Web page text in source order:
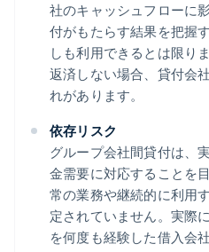
社のキャッシュフローに
付がもたらす結果を把握
しも利用できるとは限り
返済しない場合、貸付会
れがあります。
依存リスク
グループ会社間貸付は、
金需要に対応することを
常の業務や継続的に利用
定されていません。実際
を何度も経験した借入会